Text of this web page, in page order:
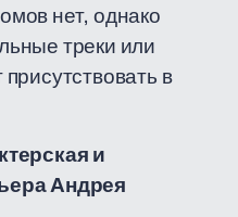
нет, однако
треки или
в
и
Андрея